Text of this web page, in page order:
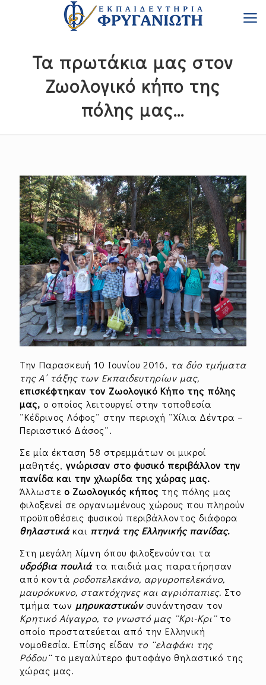
Τα πρωτάκια μας στον
Ζωολογικό κήπο της
πόλης μας…
Την Παρασκευή 10 Ιουνίου 2016, τα δύο τμήματα
της Α΄ τάξης των Εκπαιδευτηρίων μας,
επισκέφτηκαν τον Ζωολογικό Κήπο της πόλης
μας, ο οποίος λειτουργεί στην τοποθεσία
¨Κέδρινος Λόφος¨ στην περιοχή ¨Χίλια Δέντρα –
Περιαστικό Δάσος¨.
Σε μία έκταση 58 στρεμμάτων οι μικροί
μαθητές, γνώρισαν στο φυσικό περιβάλλον την
πανίδα και την χλωρίδα της χώρας μας.
Άλλωστε ο Ζωολογικός κήπος της πόλης μας
φιλοξενεί σε οργανωμένους χώρους που πληρούν
προϋποθέσεις φυσικού περιβάλλοντος διάφορα
θηλαστικάκαι πτηνά της Ελληνικής πανίδας.
Στη μεγάλη λίμνη όπου φιλοξενούνται τα
υδρόβια πουλιάτα παιδιά μας παρατήρησαν
από κοντά ροδοπελεκάνο, αργυροπελεκάνο,
μαυρόκυκνο, στακτόχηνες και αγριόπαπιες. Στο
τμήμα των μηρυκαστικώνσυνάντησαν τον
Κρητικό Αίγαγρο, το γνωστό μας ¨Κρι-Κρι¨το
οποίο προστατεύεται από την Ελληνική
νομοθεσία. Επίσης είδαν το ¨ελαφάκι της
Ρόδου¨το μεγαλύτερο φυτοφάγο θηλαστικό της
χώρας μας.